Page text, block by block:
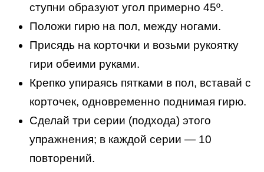
ступни образуют угол примерно 45º.
Положи гирю на пол, между ногами.
Присядь на корточки и возьми рукоятку
гири обеими руками.
Крепко упираясь пятками в пол, вставай с
корточек, одновременно поднимая гирю.
Сделай три серии (подхода) этого
упражнения; в каждой серии — 10
повторений.